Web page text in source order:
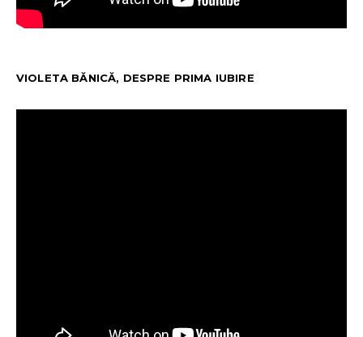
VIOLETA BĂNICĂ, DESPRE PRIMA IUBIRE